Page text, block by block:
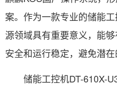
案。作为一款专业的储能
源领域具有重要意义，能
安全和运行稳定，避免潜在
储能工控机DT-610X-